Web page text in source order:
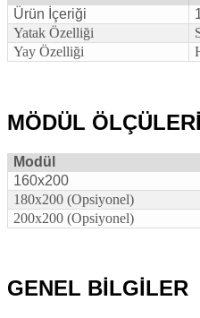
Ürün İçeriği
Yatak Özelliği
Yay Özelliği
MÖDÜL ÖLÇÜLERİ
Modül
160x200
180x200 (Opsiyonel)
200x200 (Opsiyonel)
GENEL BİLGİLER